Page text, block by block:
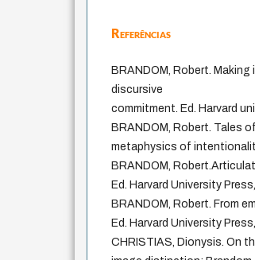
Referências
BRANDOM, Robert.
discursive
commitment. Ed. Harvard
BRANDOM, Robert. Tales
metaphysics of
BRANDOM,
Ed. Harvard University
BRANDOM, Robert. From
Ed. Harvard University
CHRISTIAS, Dionysis. On